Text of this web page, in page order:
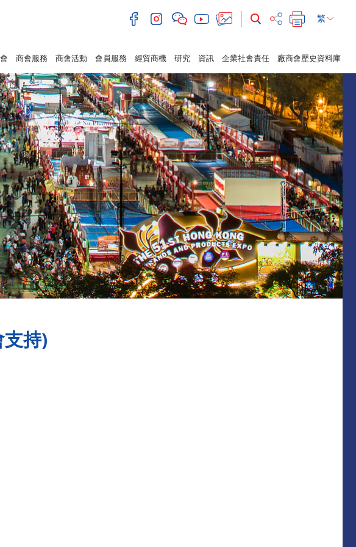
繁
商會服務 商會活動 會員服務 經貿商機 研究 資訊 企業社會責任 廠商會歷史資料庫
支持)